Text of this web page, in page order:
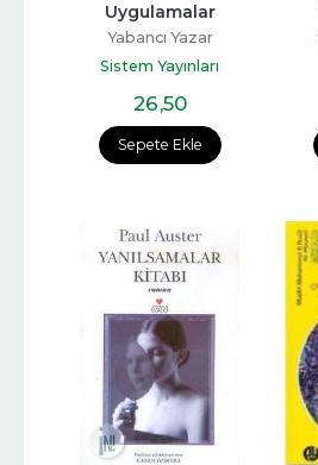
Sepete Ekle
Uygulamalar
Yabancı Yazar
Sistem Yayınları
26,50